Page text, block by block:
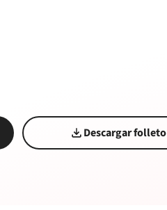
Descargar folleto